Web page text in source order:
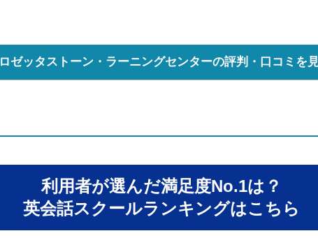
ロゼッタストーン・ラーニングセンターの評判・口コミを
利用者が選んだ満足度No.1は？
英会話スクールランキングはこちら